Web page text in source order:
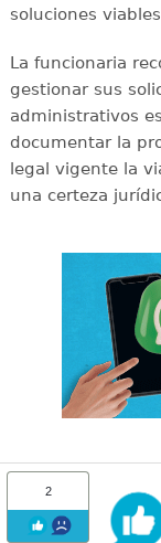
soluciones
La funcionaria
gestionar sus
administrativos
documentar la
legal vigente la
una certeza
2